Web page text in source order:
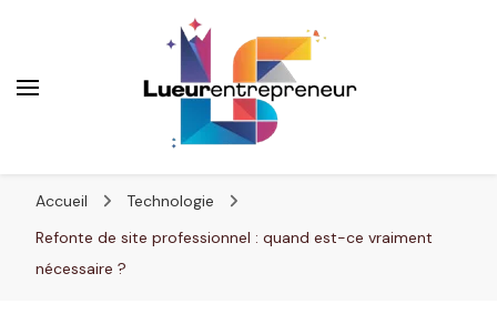
Accueil
Technologie
Refonte de site professionnel : quand est-ce vraiment
nécessaire ?